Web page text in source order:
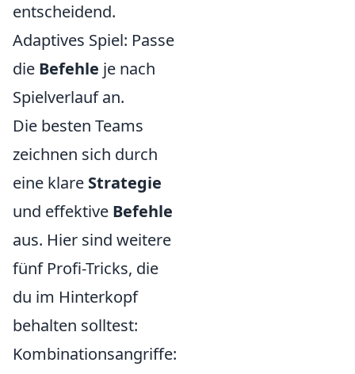
entscheidend.
Adaptives Spiel: Passe
die Befehle je nach
Spielverlauf an.
Die besten Teams
zeichnen sich durch
eine klare Strategie
und effektive Befehle
aus. Hier sind weitere
fünf Profi-Tricks, die
du im Hinterkopf
behalten solltest:
Kombinationsangriffe: